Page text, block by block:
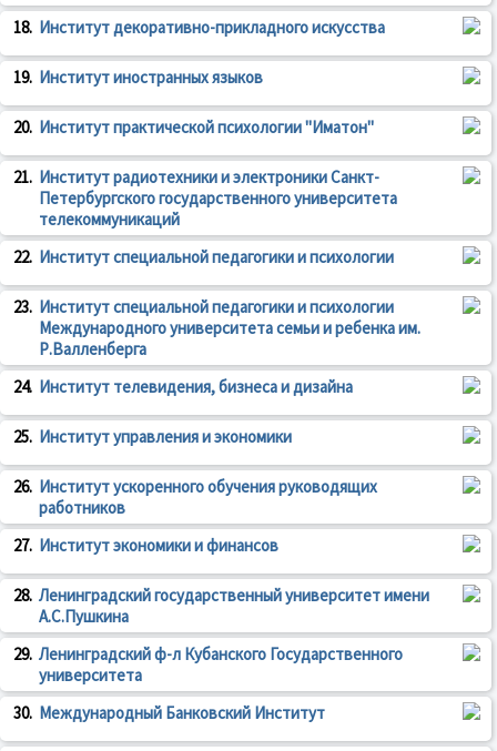
18. Институт декоративно-прикладного искусства
19. Институт иностранных языков
20. Институт практической психологии "Иматон"
21. Институт радиотехники и электроники Санкт-
Петербургского государственного университета
телекоммуникаций
22. Институт специальной педагогики и психологии
23. Институт специальной педагогики и психологии
Международного университета семьи и ребенка им.
Р.Валленберга
24. Институт телевидения, бизнеса и дизайна
25. Институт управления и экономики
26. Институт ускоренного обучения руководящих
работников
27. Институт экономики и финансов
28. Ленинградский государственный университет имени
А.С.Пушкина
29. Ленинградский ф-л Кубанского Государственного
университета
30. Международный Банковский Институт